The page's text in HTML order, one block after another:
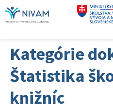
Kategórie
Štatistika
knižníc